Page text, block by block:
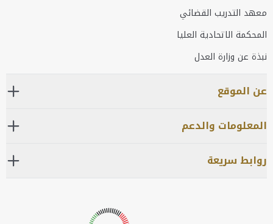
معهد التدريب القضائي
المحكمة الاتحادية العليا
نبذة عن وزارة العدل
عن الموقع
المعلومات والدعم
روابط سريعة